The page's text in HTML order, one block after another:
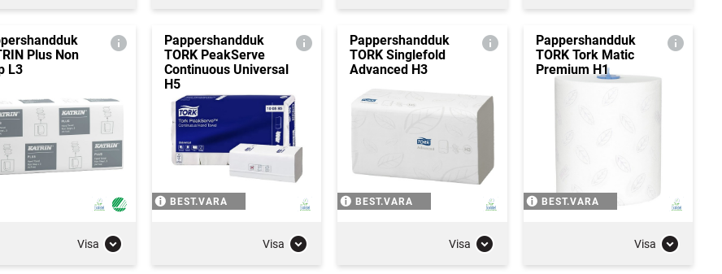
Plus Non
L3
Visa
Pappershandduk
TORK PeakServe
Continuous Universal
H5
BEST.VARA
Visa
Pappershandduk
TORK Singlefold
Advanced H3
BEST.VARA
Visa
Pappershandduk
TORK Tork Matic
Premium H1
BEST.VARA
Visa